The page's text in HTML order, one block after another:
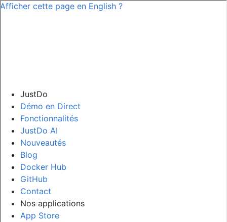
Afficher cette page en English ?
JustDo
Démo en Direct
Fonctionnalités
JustDo AI
Nouveautés
Blog
Docker Hub
GitHub
Contact
Nos applications
App Store